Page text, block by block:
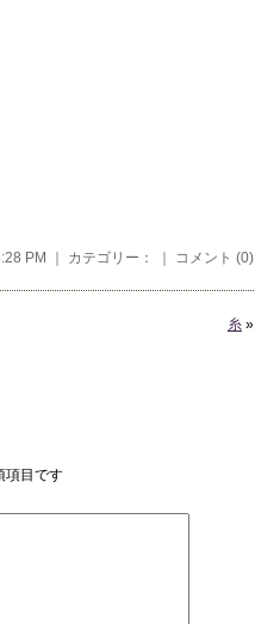
PM ｜ カテゴリー： ｜ コメント (0)
糸 »
項目です